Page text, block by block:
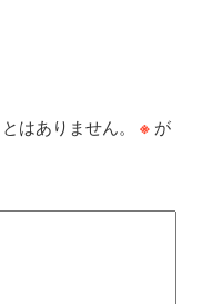
はありません。 ※ が